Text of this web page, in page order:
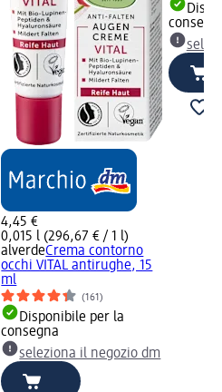
4,45 €
0,015 l (296,67 € / 1 l)
alverdeCrema contorno
occhi VITAL antirughe, 15
ml
(161)
Disponibile per la
consegna
seleziona il negozio dm